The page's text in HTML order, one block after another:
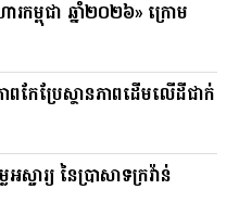
រកម្ពុជា ឆ្នាំ២០២៦» ក្រោម
ពកែប្រែស្ថានភាពដើមលើដីជាក់
ស្ចារ្យ នៃប្រាសាទក្រវ៉ាន់